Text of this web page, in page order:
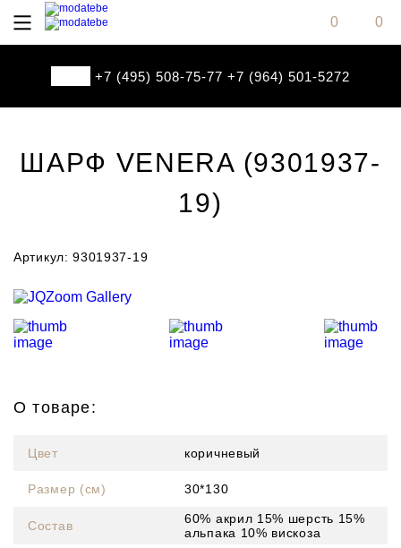
0
0
+7 (495) 508-75-77 +7 (964) 501-5272
ШАРФ VENERA (9301937-
19)
Артикул: 9301937-19
О товаре:
Цвет коричневый
Размер (см) 30*130
Состав
60% акрил 15% шерсть 15%
альпака 10% вискоза